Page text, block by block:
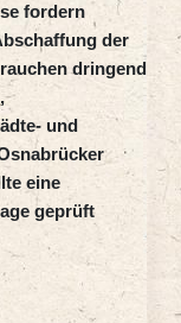
fordern
der
dringend
und
eine
geprüft